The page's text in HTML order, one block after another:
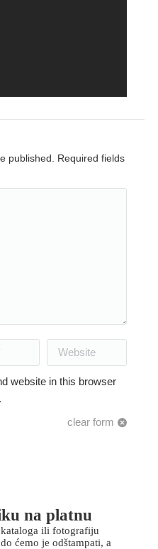
published. Required fields
Website
website in this browser
clear form